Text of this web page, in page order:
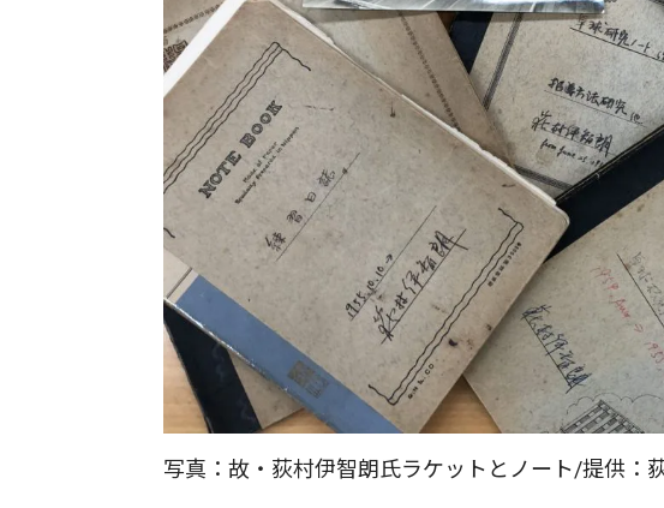
写真：故・荻村伊智朗氏ラケットとノート/提供：